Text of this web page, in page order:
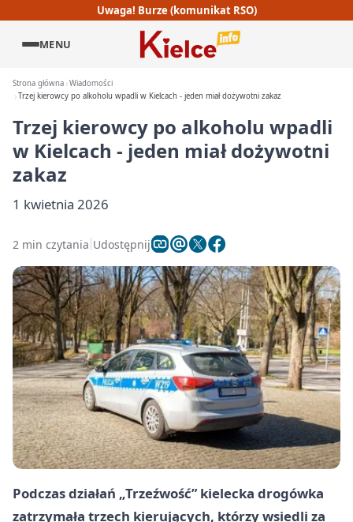
Uwaga! Burze (komunikat RSO)
MENU
Strona główna Wiadomości
Trzej kierowcy po alkoholu wpadli w Kielcach - jeden miał dożywotni zakaz
Trzej kierowcy po alkoholu wpadli
w Kielcach - jeden miał dożywotni
zakaz
1 kwietnia 2026
2 min czytania Udostępnij
Podczas działań „Trzeźwość” kielecka drogówka
zatrzymała trzech kierujących, którzy wsiedli za